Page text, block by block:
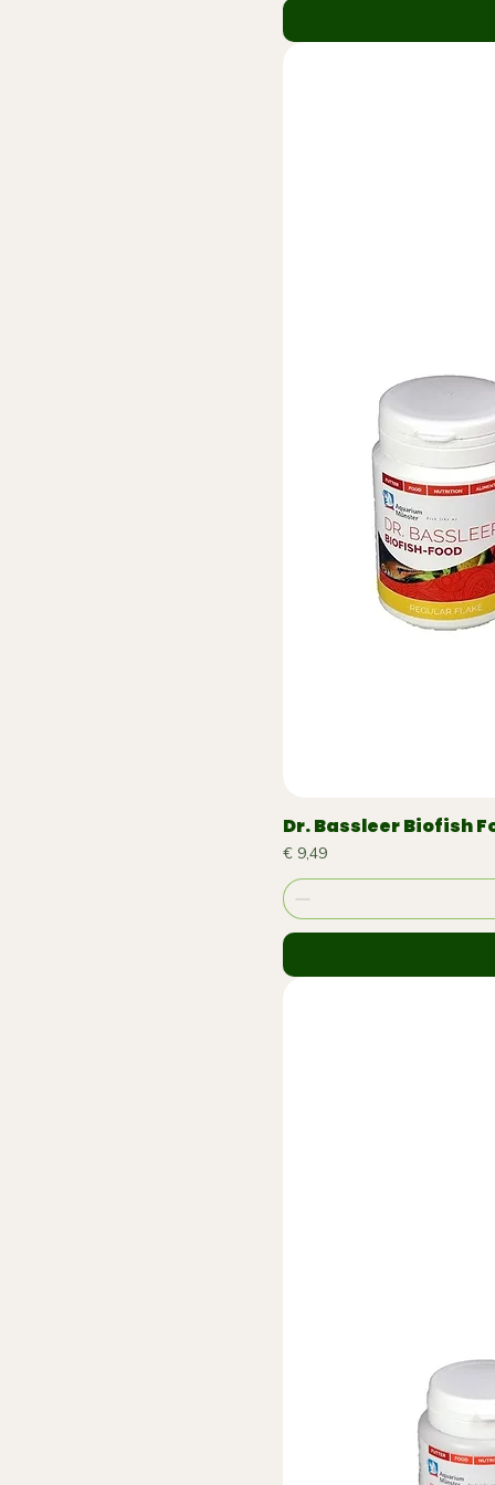
Dr. Bassleer Biofish
Prijs
€ 9,49